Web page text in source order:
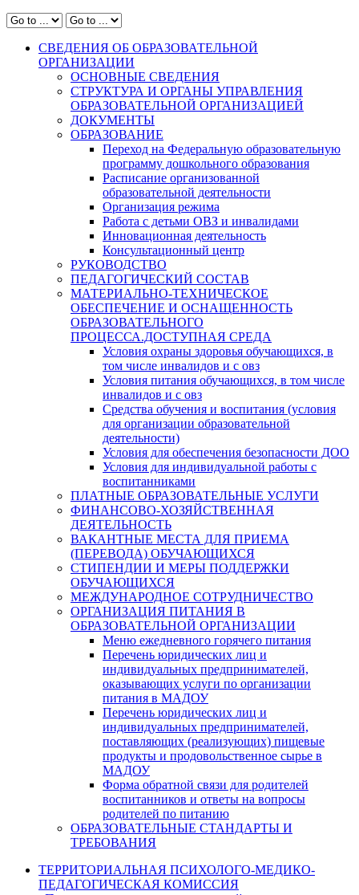
СВЕДЕНИЯ ОБ ОБРАЗОВАТЕЛЬНОЙ
ОРГАНИЗАЦИИ
ОСНОВНЫЕ СВЕДЕНИЯ
СТРУКТУРА И ОРГАНЫ УПРАВЛЕНИЯ
ОБРАЗОВАТЕЛЬНОЙ ОРГАНИЗАЦИЕЙ
ДОКУМЕНТЫ
ОБРАЗОВАНИЕ
Переход на Федеральную образовательную
программу дошкольного образования
Расписание организованной
образовательной деятельности
Организация режима
Работа с детьми ОВЗ и инвалидами
Инновационная деятельность
Консультационный центр
РУКОВОДСТВО
ПЕДАГОГИЧЕСКИЙ СОСТАВ
МАТЕРИАЛЬНО-ТЕХНИЧЕСКОЕ
ОБЕСПЕЧЕНИЕ И ОСНАЩЕННОСТЬ
ОБРАЗОВАТЕЛЬНОГО
ПРОЦЕССА.ДОСТУПНАЯ СРЕДА
Условия охраны здоровья обучающихся, в
том числе инвалидов и с овз
Условия питания обучающихся, в том числе
инвалидов и с овз
Средства обучения и воспитания (условия
для организации образовательной
деятельности)
Условия для обеспечения безопасности ДОО
Условия для индивидуальной работы с
воспитанниками
ПЛАТНЫЕ ОБРАЗОВАТЕЛЬНЫЕ УСЛУГИ
ФИНАНСОВО-ХОЗЯЙСТВЕННАЯ
ДЕЯТЕЛЬНОСТЬ
ВАКАНТНЫЕ МЕСТА ДЛЯ ПРИЕМА
(ПЕРЕВОДА) ОБУЧАЮЩИХСЯ
СТИПЕНДИИ И МЕРЫ ПОДДЕРЖКИ
ОБУЧАЮЩИХСЯ
МЕЖДУНАРОДНОЕ СОТРУДНИЧЕСТВО
ОРГАНИЗАЦИЯ ПИТАНИЯ В
ОБРАЗОВАТЕЛЬНОЙ ОРГАНИЗАЦИИ
Меню ежедневного горячего питания
Перечень юридических лиц и
индивидуальных предпринимателей,
оказывающих услуги по организации
питания в МАДОУ
Перечень юридических лиц и
индивидуальных предпринимателей,
поставляющих (реализующих) пищевые
продукты и продовольственное сырье в
МАДОУ
Форма обратной связи для родителей
воспитанников и ответы на вопросы
родителей по питанию
ОБРАЗОВАТЕЛЬНЫЕ СТАНДАРТЫ И
ТРЕБОВАНИЯ
ТЕРРИТОРИАЛЬНАЯ ПСИХОЛОГО-МЕДИКО-
ПЕДАГОГИЧЕСКАЯ КОМИССИЯ